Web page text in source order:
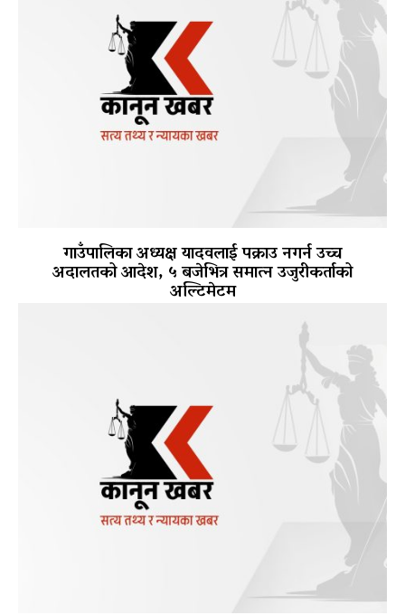
गाउँपालिका अध्यक्ष यादवलाई पक्राउ नगर्न उच्च
अदालतको आदेश, ५ बजेभित्र समात्न उजुरीकर्ताको
अल्टिमेटम